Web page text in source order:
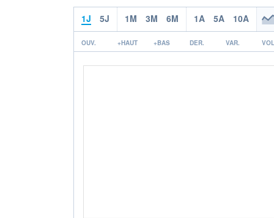
1J 5J 1M 3M 6M 1A 5A 10A
OUV. +HAUT +BAS DER. VAR.